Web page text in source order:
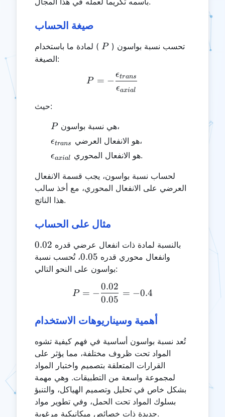
صيغة الحساب
تحسب نسبة بواسون (
P
P ) لمادة ما باستخدام
الصيغة:
P = -
P = −
ϵaxial
ϵtrans
حيث:
P
P هي نسبة بواسون،
\epsilon_{trans}
ϵtrans هو الانفعال العرضي،
\epsilon_{axial}
ϵaxial هو الانفعال المحوري.
لحساب نسبة بواسون، يجب قسمة الانفعال
العرضي على الانفعال المحوري، مع أخذ سالب
هذا الناتج.
مثال على الحساب
بالنسبة لمادة ذات انفعال عرضي قدره
0.02
0.02
وانفعال محوري قدره
0.05
0.05، تُحسب نسبة
بواسون على النحو التالي:
P = -\frac{0.02}{0.05} =
P = −
0.05
0.02
= −0.4
أهمية وسيناريوهات الاستخدام
تُعد نسبة بواسون أساسية في فهم كيفية تشوه
المواد تحت ظروف مختلفة، مما يؤثر على
القرارات المتعلقة بتصميم واختبار المواد
لمجموعة واسعة من التطبيقات. وهي مهمة
بشكل خاص في تحليل وتصميم الهياكل، والتنبؤ
بسلوك المواد تحت الحمل، وفي تطوير مواد
جديدة ذات خصائص ميكانيكية مرغوبة.